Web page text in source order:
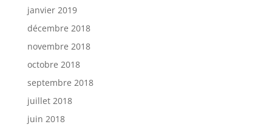
janvier 2019
décembre 2018
novembre 2018
octobre 2018
septembre 2018
juillet 2018
juin 2018